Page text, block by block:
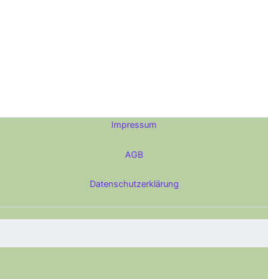
Impressum
AGB
Datenschutzerklärung